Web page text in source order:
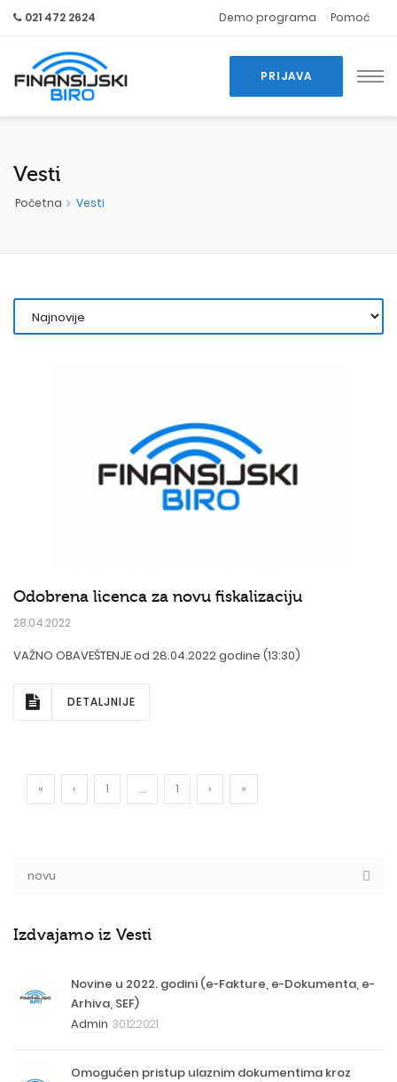
021 472 2624 Demo programa Pomoć
PRIJAVA
Vesti
Početna Vesti
Odobrena licenca za novu fiskalizaciju
28.04.2022
VAŽNO OBAVEŠTENJE od 28.04.2022 godine (13:30)
DETALJNIJE
« ‹ 1 ... 1 › »
Izdvajamo iz Vesti
Novine u 2022. godini (e-Fakture, e-Dokumenta, e-
Arhiva, SEF)
Admin 30.12.2021
Omogućen pristup ulaznim dokumentima kroz